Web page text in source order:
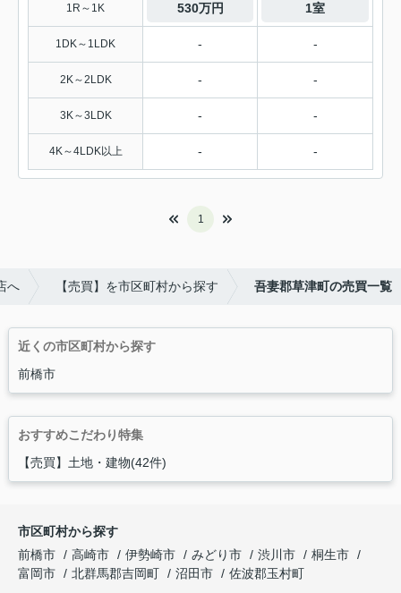
1R～1K 530万円 1室
1DK～1LDK - -
2K～2LDK - -
3K～3LDK - -
4K～4LDK以上 - -
1
へ 【売買】を市区町村から探す 吾妻郡草津町の売買一覧
近くの市区町村から探す
前橋市
おすすめこだわり特集
【売買】土地・建物(42件)
市区町村から探す
前橋市
高崎市 伊勢崎市 みどり市 渋川市
桐生市
富岡市
北群馬郡吉岡町 沼田市
佐波郡玉村町